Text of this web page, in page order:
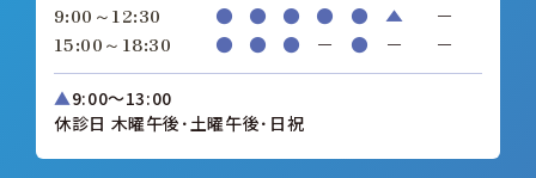
9:00～12:30 ● ● ● ● ● ▲
−
15:00～18:30
● ● ● − ● − −
▲9:00～13:00
休診日 木曜午後･土曜午後･日祝